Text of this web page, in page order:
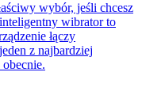
wybór, jeśli chcesz
wibrator to
łączy
z najbardziej